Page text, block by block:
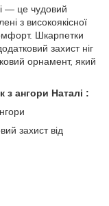
— це чудовий
з високоякісної
Шкарпетки
захист ніг
орнамент, який
з ангори Наталі :
захист від